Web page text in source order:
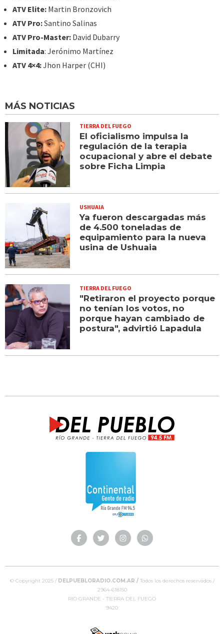
ATV Elite:Martin Bronzovich
ATV Pro:Santino Salinas
ATV Pro-Master:David Dubarry
Limitada: Jerónimo Martínez
ATV 4×4:Jhon Harper (CHI)
MÁS NOTICIAS
TIERRA DEL FUEGO
El oficialismo impulsa la
regulación de la terapia
ocupacional y abre el debate
sobre Ficha Limpia
USHUAIA
Ya fueron descargadas más
de 4.500 toneladas de
equipamiento para la nueva
usina de Ushuaia
TIERRA DEL FUEGO
"Retiraron el proyecto porque
no tenían los votos, no
porque hayan cambiado de
postura", advirtió Lapadula
© Copyright 2025 / DELPUEBLORADIO.COM.AR /Todos los derechos reservados /
2964-618150
RIO GRANDE - TIERRA DEL FUEGO
9420